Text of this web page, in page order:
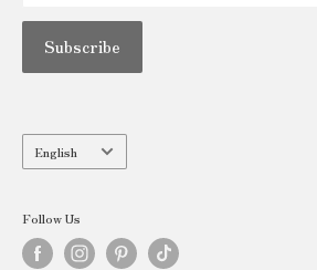
Subscribe
English
Follow Us